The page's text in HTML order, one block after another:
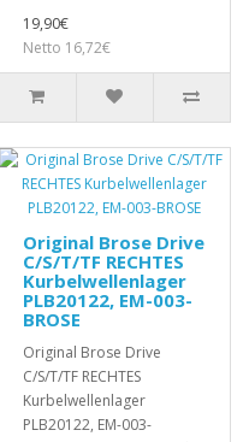
19,90€
Netto 16,72€
Original Brose Drive
C/S/T/TF RECHTES
Kurbelwellenlager
PLB20122, EM-003-
BROSE
Original Brose Drive
C/S/T/TF RECHTES
Kurbelwellenlager
PLB20122, EM-003-